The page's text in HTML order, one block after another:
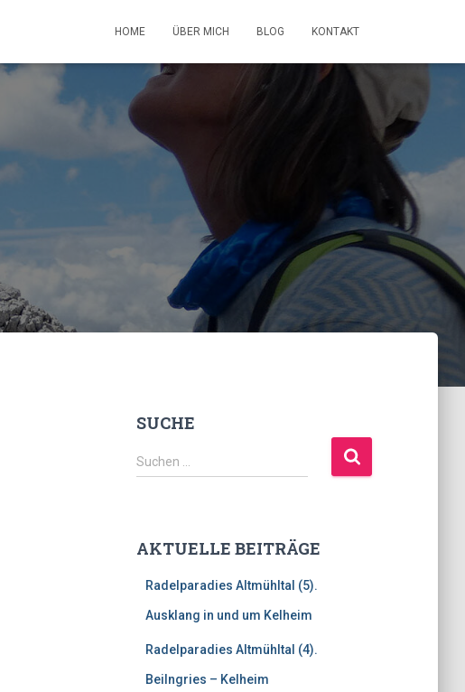
HOME ÜBER MICH BLOG KONTAKT
SUCHE
S
u
n
Suchen …
AKTUELLE BEITRÄGE
Radelparadies Altmühltal (5).
Ausklang in und um Kelheim
Radelparadies Altmühltal (4).
Beilngries – Kelheim